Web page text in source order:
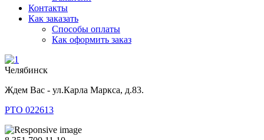
Контакты
Как заказать
Способы оплаты
Как оформить заказ
Челябинск
Ждем Вас - ул.Карла Маркса, д.83.
РТО 022613